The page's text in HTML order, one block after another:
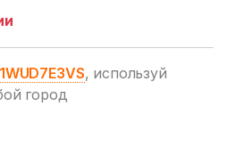
, используй
город